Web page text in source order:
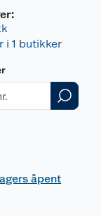
i 1 butikker
åpent